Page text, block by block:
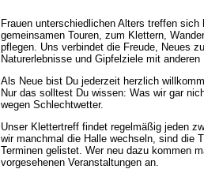
Frauen unterschiedlichen Alters treffen
gemeinsamen Touren, zum Klettern,
pflegen. Uns verbindet die Freude, Neues
Naturerlebnisse und Gipfelziele mit anderen
Als Neue bist Du jederzeit herzlich
Nur das solltest Du wissen: Was wir gar
wegen Schlechtwetter.
Unser Klettertreff findet regelmäßig jeden
wir manchmal die Halle wechseln, sind die
Terminen gelistet. Wer neu dazu kommen
vorgesehenen Veranstaltungen an.